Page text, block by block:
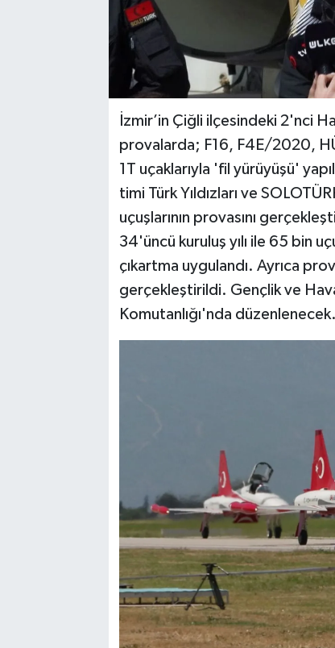
İzmir’in Çiğli ilçesindeki 2'nci
provalarda; F16, F4E/2020,
1T uçaklarıyla 'fil yürüyüşü'
timi Türk Yıldızları ve
uçuşlarının provasını
34'üncü kuruluş yılı ile 65 bin
çıkartma uygulandı. Ayrıca
gerçekleştirildi. Gençlik ve
Komutanlığı'nda düzenlenecek.